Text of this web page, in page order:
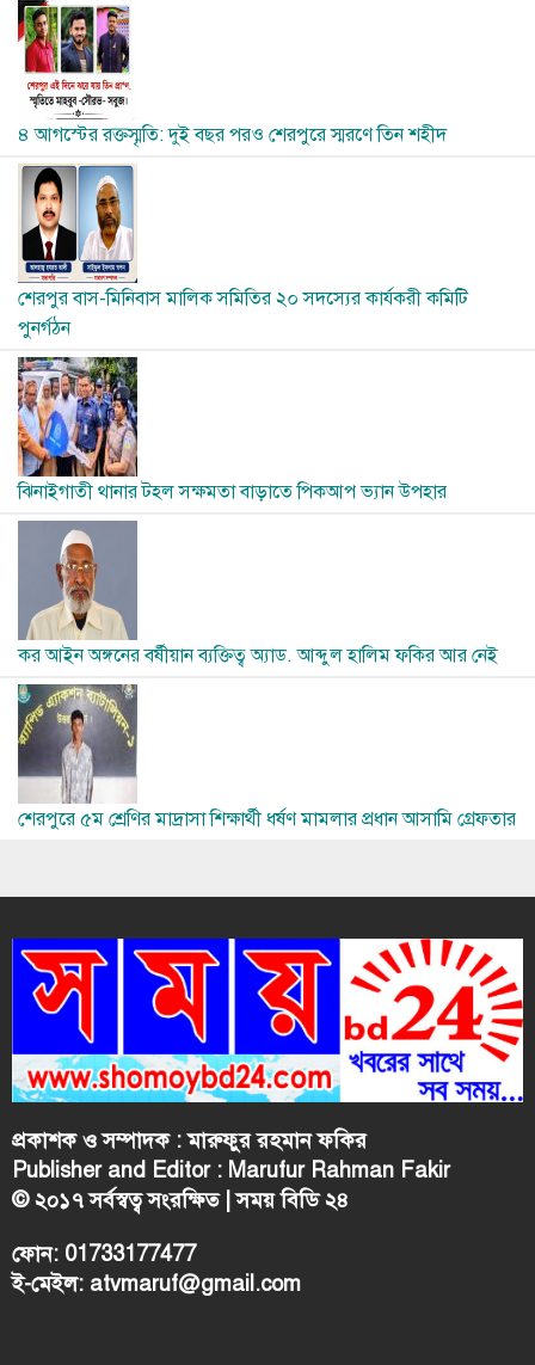
Image
৪ আগস্টের রক্তস্মৃতি: দুই বছর পরও শেরপুরে স্মরণে তিন শহীদ
Image
শেরপুর বাস-মিনিবাস মালিক সমিতির ২০ সদস্যের কার্যকরী কমিটি
পুনর্গঠন
Image
ঝিনাইগাতী থানার টহল সক্ষমতা বাড়াতে পিকআপ ভ্যান উপহার
Image
কর আইন অঙ্গনের বর্ষীয়ান ব্যক্তিত্ব অ্যাড. আব্দুল হালিম ফকির আর নেই
Image
শেরপুরে ৫ম শ্রেণির মাদ্রাসা শিক্ষার্থী ধর্ষণ মামলার প্রধান আসামি গ্রেফতার
প্রকাশক ও সম্পাদক : মারুফুর রহমান ফকির
Publisher and Editor : Marufur Rahman Fakir
© ২০১৭ সর্বস্বত্ব সংরক্ষিত | সময় বিডি ২৪
ফোন: 01733177477
ই-মেইল: atvmaruf@gmail.com